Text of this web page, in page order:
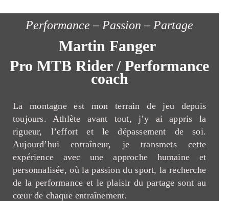
Performance – Passion – Partage
Martin Fanger
Pro MTB Rider / Performance
coach
La montagne est mon terrain de jeu depuis
toujours. Athlète avant tout, j’y ai appris la
rigueur, l’effort et le dépassement de soi.
Aujourd’hui entraîneur, je transmets cette
expérience avec une approche humaine et
personnalisée, où la passion du sport, la recherche
de la performance et le plaisir du partage sont au
cœur de chaque entraînement.